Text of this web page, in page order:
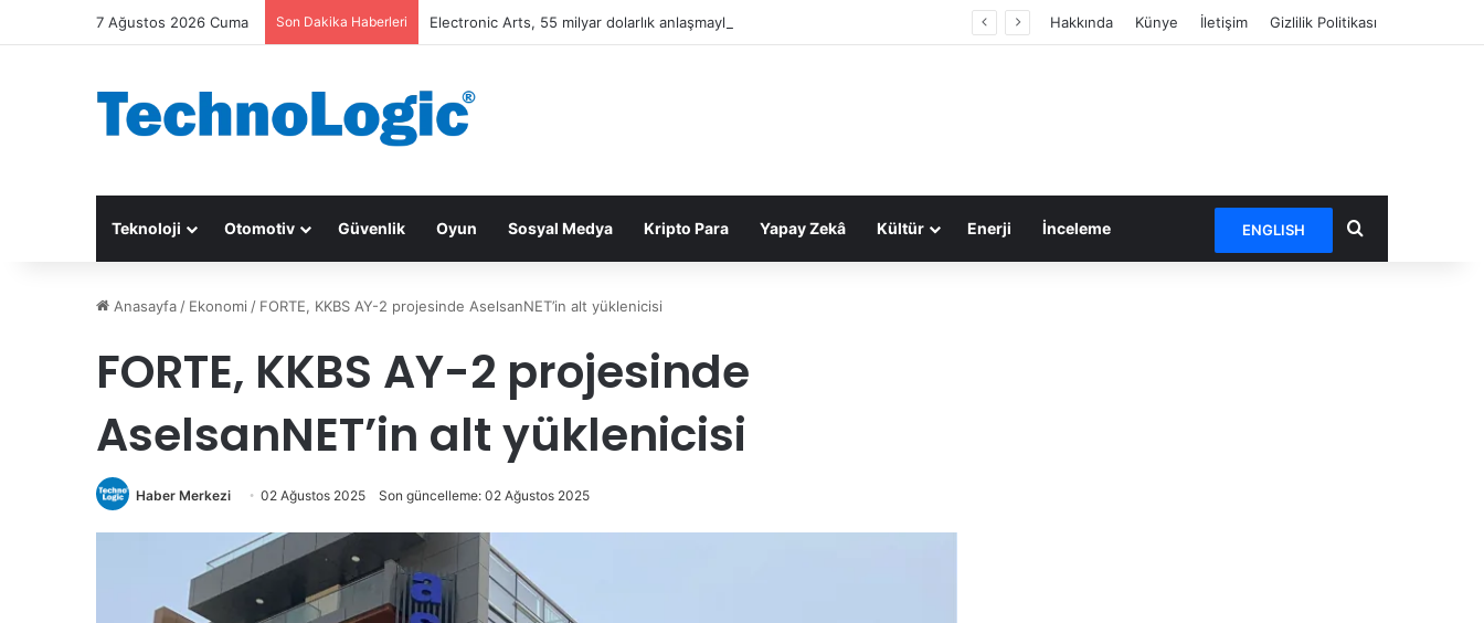
7 Ağustos 2026 Cuma Son Dakika Haberleri Electronic Arts, 55 milyar dolarlık anlaşmayla Suudi Arabistan’ın oldu Hakkında Künye İletişim Gizlilik Politikası
Teknoloji Otomotiv Güvenlik Oyun Sosyal Medya Kripto Para Yapay Zekâ Kültür Enerji İnceleme ENGLISH Arama yap ...
Anasayfa / Ekonomi / FORTE, KKBS AY-2 projesinde AselsanNET’in alt yüklenicisi
FORTE, KKBS AY-2 projesinde
AselsanNET’in alt yüklenicisi
Haber Merkezi 02 Ağustos 2025 Son güncelleme: 02 Ağustos 2025